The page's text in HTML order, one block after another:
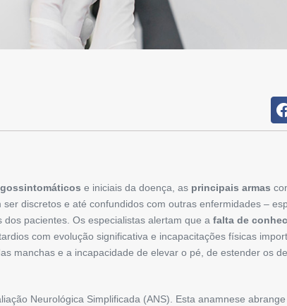
e iniciais da doença, as principais armas
discretos e até confundidos com outras enfermidades –
pacientes. Os especialistas alertam que a falta de
com evolu­ção significa­tiva e incapacitações físicas
manchas e a incapacidade de elevar o pé, de estender os
­Neurológica Simplificada (ANS). Esta anamnese